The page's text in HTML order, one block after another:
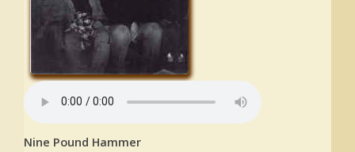
Nine Pound Hammer